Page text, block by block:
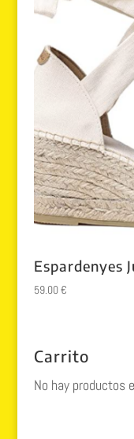
Espardenyes
59.00€
Carrito
No hay productos